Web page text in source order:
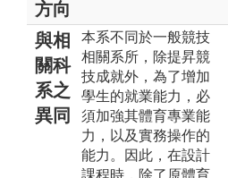
方向
與相
關科
系之
異同
本系不同於一般競技
相關系所，除提昇競
技成就外，為了增加
學生的就業能力，必
須加強其體育專業能
力，以及實務操作的
能力。因此，在設計
課程時，除了原體育